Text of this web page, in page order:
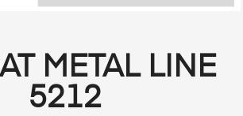
METAL LINE
5212